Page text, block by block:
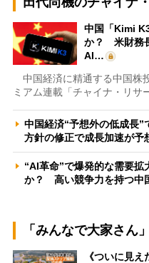
中国「Kimi
か？ 米財務
AI…
中国経済に精通する中国株
ミアム連載「チャイナ・リサ
中国経済“予想外の低成長
方針の修正で成長加速が
“AI革命”で爆発的な需要
か？ 高い競争力を持つ中
「みんなで大家さん
《ついに見